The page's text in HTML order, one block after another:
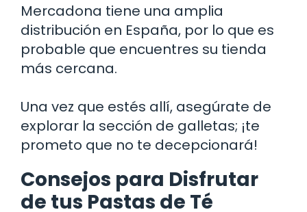
Mercadona tiene una amplia
distribución en España, por lo que es
probable que encuentres su tienda
más cercana.
Una vez que estés allí, asegúrate de
explorar la sección de galletas; ¡te
prometo que no te decepcionará!
Consejos para Disfrutar
de tus Pastas de Té